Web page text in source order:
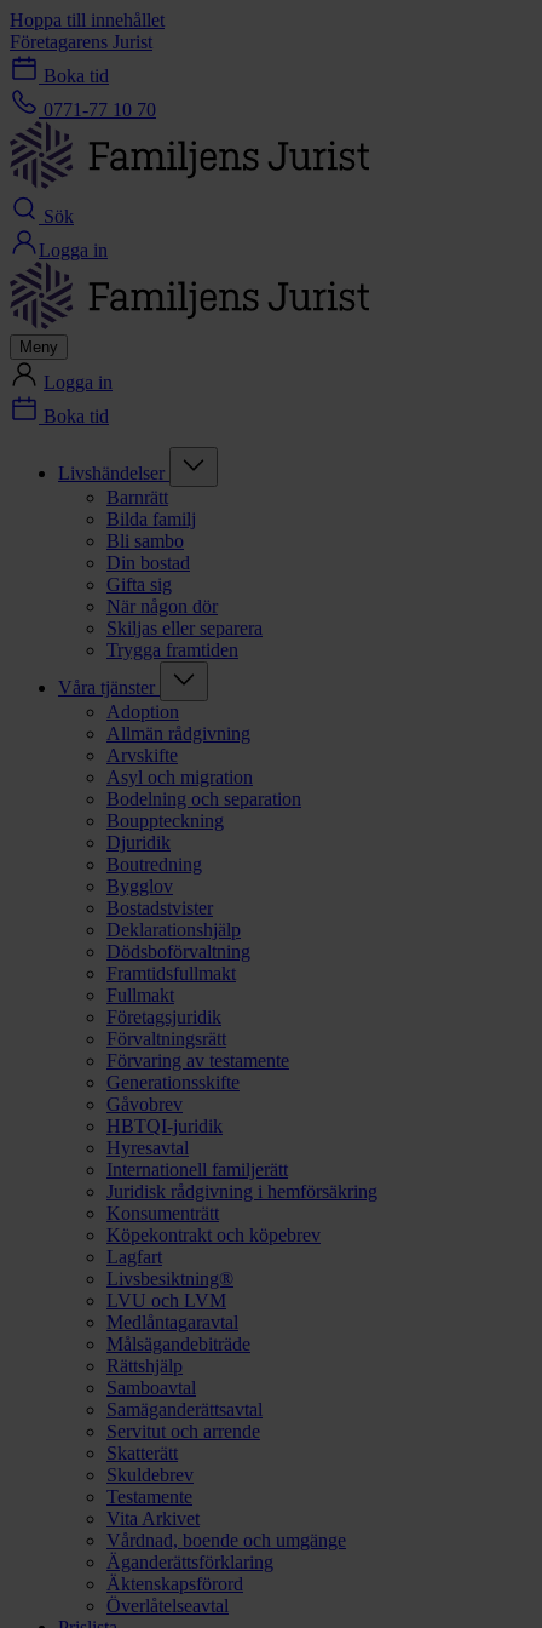
Hoppa till innehållet
Företagarens Jurist
Boka tid
0771-77 10 70
Sök
Logga in
Meny
Logga in
Boka tid
Livshändelser
Barnrätt
Bilda familj
Bli sambo
Din bostad
Gifta sig
När någon dör
Skiljas eller separera
Trygga framtiden
Våra tjänster
Adoption
Allmän rådgivning
Arvskifte
Asyl och migration
Bodelning och separation
Bouppteckning
Djuridik
Boutredning
Bygglov
Bostadstvister
Deklarationshjälp
Dödsboförvaltning
Framtidsfullmakt
Fullmakt
Företagsjuridik
Förvaltningsrätt
Förvaring av testamente
Generationsskifte
Gåvobrev
HBTQI-juridik
Hyresavtal
Internationell familjerätt
Juridisk rådgivning i hemförsäkring
Konsumenträtt
Köpekontrakt och köpebrev
Lagfart
Livsbesiktning®
LVU och LVM
Medlåntagaravtal
Målsägandebiträde
Rättshjälp
Samboavtal
Samäganderättsavtal
Servitut och arrende
Skatterätt
Skuldebrev
Testamente
Vita Arkivet
Vårdnad, boende och umgänge
Äganderättsförklaring
Äktenskapsförord
Överlåtelseavtal